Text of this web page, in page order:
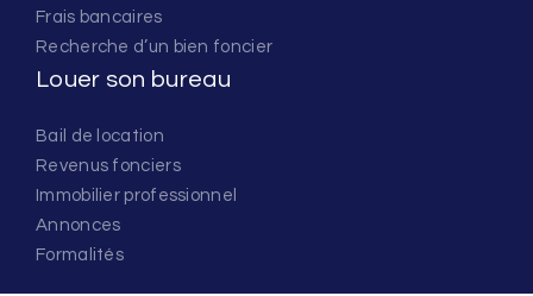
Frais bancaires
Recherche d’un bien foncier
Louer son bureau
Bail de location
Revenus fonciers
Immobilier professionnel
Annonces
Formalités